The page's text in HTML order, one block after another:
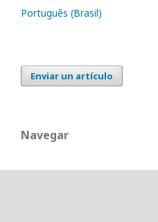
Português (Brasil)
Enviar un artículo
Navegar